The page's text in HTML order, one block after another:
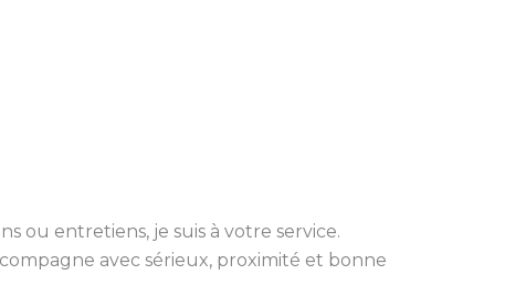
ou entretiens, je suis à votre service.
avec sérieux, proximité et bonne